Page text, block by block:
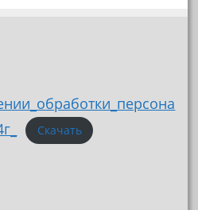
Скачать